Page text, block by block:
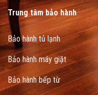
Trung tâm bảo hành
Bảo hành tủ lạnh
Bảo hành máy giặt
Bảo hành bếp từ